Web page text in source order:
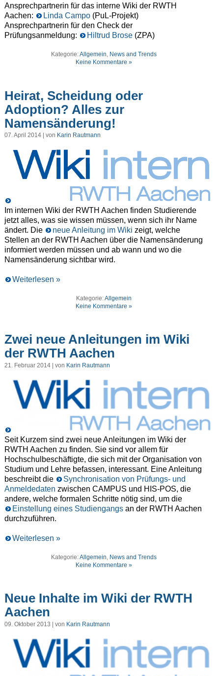
Ansprechpartnerin für das interne Wiki der RWTH
Aachen:
Linda Campo(PuL-Projekt)
Ansprechpartnerin für den Check der
Prüfungsanmeldung:
Hiltrud Brose(ZPA)
Kategorie:Allgemein, News and Trends
Keine Kommentare »
Heirat, Scheidung oder
Adoption? Alles zur
Namensänderung!
07. April 2014 | von Karin Rautmann
Im internen Wiki der RWTH Aachen finden Studierende
jetzt alles, was sie wissen müssen, wenn sich ihr Name
ändert. Die
neue Anleitung im Wiki zeigt, welche
Stellen an der RWTH Aachen über die Namensänderung
informiert werden müssen und ab wann und wo die
Namensänderung sichtbar wird.
Weiterlesen »
Kategorie:Allgemein
Keine Kommentare »
Zwei neue Anleitungen im Wiki
der RWTH Aachen
21. Februar 2014 | von Karin Rautmann
Seit Kurzem sind zwei neue Anleitungen im Wiki der
RWTH Aachen zu finden. Sie sind vor allem für
Hochschulbeschäftigte, die sich mit der Organisation von
Studium und Lehre befassen, interessant. Eine Anleitung
beschreibt die
Synchronisation von Prüfungs- und
Anmeldedaten zwischen CAMPUS und HIS-POS, die
andere, welche formalen Schritte nötig sind, um die
Einstellung eines Studiengangsan der RWTH Aachen
durchzuführen.
Weiterlesen »
Kategorie:Allgemein, News and Trends
Keine Kommentare »
Neue Inhalte im Wiki der RWTH
Aachen
09. Oktober 2013 | von Karin Rautmann